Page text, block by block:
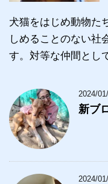
犬猫をはじめ動物た
しめることのない社
す。対等な仲間とし
2024/
新ブ
2024/